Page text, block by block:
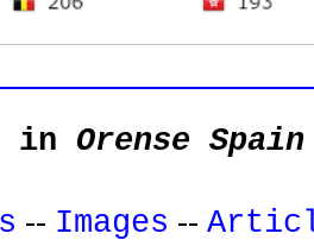
in Orense Spain
-- Images --